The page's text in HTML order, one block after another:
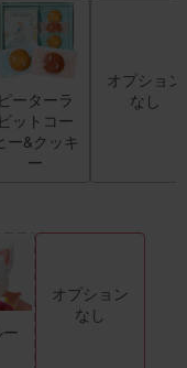
ピーターラ
ビットコー
ー&クッキ
ー
オプション
なし
オプション
なし